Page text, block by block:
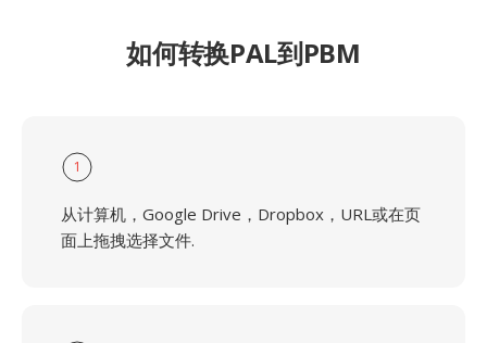
如何转换PAL到PBM
1
从计算机，Google Drive，Dropbox，URL或在页
面上拖拽选择文件.